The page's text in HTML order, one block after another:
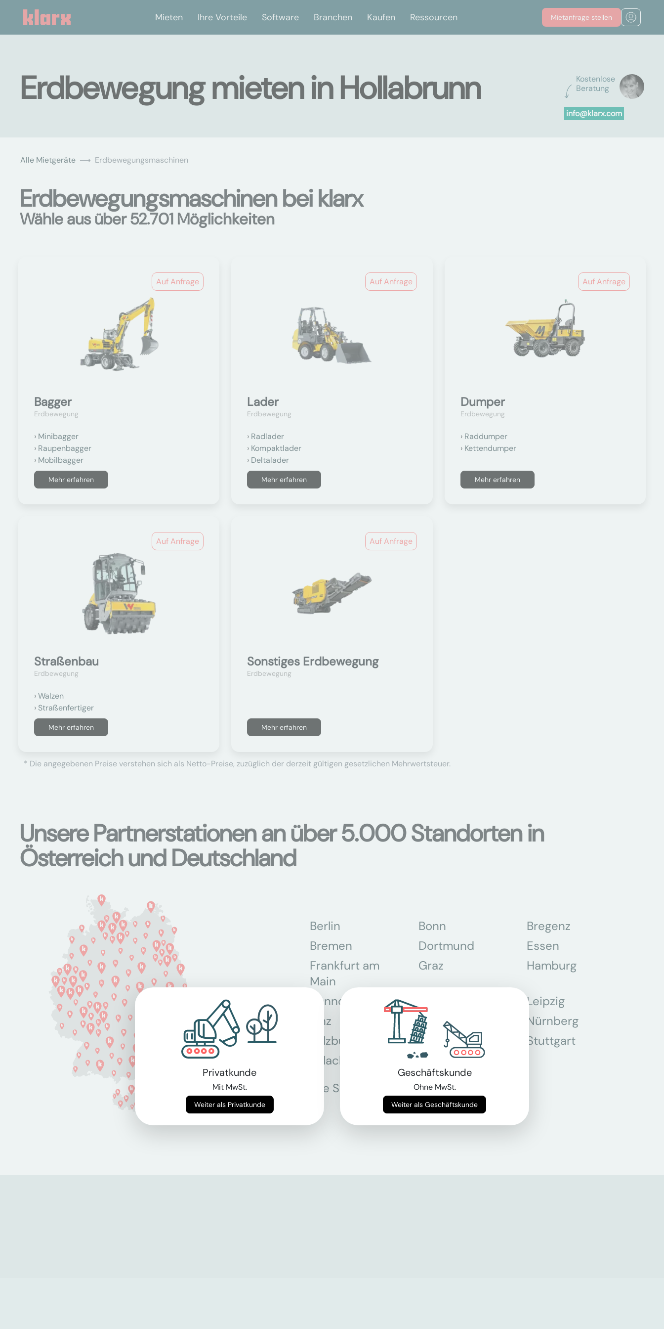
Mieten Ihre Vorteile Software Branchen Kaufen Ressourcen Mietanfrage stellen
Kostenlose
Beratung
info@klarx.com
Erdbewegung mieten in Hollabrunn
Alle Mietgeräte Erdbewegungsmaschinen
Erdbewegungsmaschinen bei klarx
Wähle aus über 52.701 Möglichkeiten
Auf Anfrage
Bagger
Erdbewegung
Minibagger
Raupenbagger
Mobilbagger
Mehr erfahren
Auf Anfrage
Lader
Erdbewegung
Radlader
Kompaktlader
Deltalader
Mehr erfahren
Auf Anfrage
Dumper
Erdbewegung
Raddumper
Kettendumper
Mehr erfahren
Auf Anfrage
Straßenbau
Erdbewegung
Walzen
Straßenfertiger
Mehr erfahren
Auf Anfrage
Sonstiges Erdbewegung
Erdbewegung
Mehr erfahren
* Die angegebenen Preise verstehen sich als Netto-Preise, zuzüglich der derzeit gültigen gesetzlichen Mehrwertsteuer.
Unsere Partnerstationen an über 5.000 Standorten in
Österreich und Deutschland
Berlin Bonn
Bregenz
Bremen
Dortmund
Essen
Frankfurt am
Main
Graz Hamburg
Hannover
Leipzig
Linz
München
Nürnberg
Salzburg
Steyr
Stuttgart
Villach
Wien
Alle Standorte
Privatkunde
Mit MwSt.
Weiter als Privatkunde
Geschäftskunde
Ohne MwSt.
Weiter als Geschäftskunde